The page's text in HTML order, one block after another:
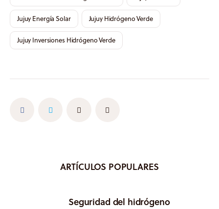
Jujuy Energía Solar Jujuy Hidrógeno Verde
Jujuy Inversiones Hidrógeno Verde
ARTÍCULOS POPULARES
Seguridad del hidrógeno